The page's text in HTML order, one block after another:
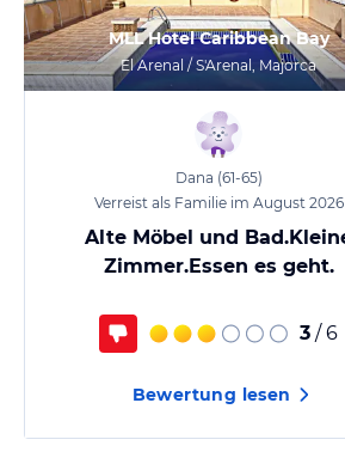
MLL Hotel Caribbean Bay
El Arenal / S'Arenal, Majorca
Dana (61-65)
Verreist als Familie im August 2026
Alte Möbel und Bad.Kleine
Zimmer.Essen es geht.
3 / 6
Bewertung lesen